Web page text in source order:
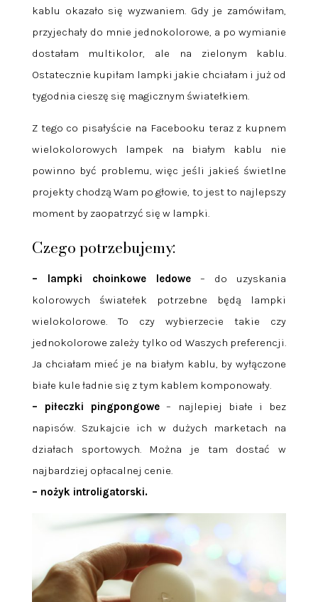
kablu okazało się wyzwaniem. Gdy je zamówiłam,
przyjechały do mnie jednokolorowe, a po wymianie
dostałam multikolor, ale na zielonym kablu.
Ostatecznie kupiłam lampki jakie chciałam i już od
tygodnia cieszę się magicznym światełkiem.
Z tego co pisałyście na Facebooku teraz z kupnem
wielokolorowych lampek na białym kablu nie
powinno być problemu, więc jeśli jakieś świetlne
projekty chodzą Wam po głowie, to jest to najlepszy
moment by zaopatrzyć się w lampki.
Czego potrzebujemy:
– lampki choinkowe ledowe – do uzyskania
kolorowych światełek potrzebne będą lampki
wielokolorowe. To czy wybierzecie takie czy
jednokolorowe zależy tylko od Waszych preferencji.
Ja chciałam mieć je na białym kablu, by wyłączone
białe kule ładnie się z tym kablem komponowały.
– piłeczki pingpongowe – najlepiej białe i bez
napisów. Szukajcie ich w dużych marketach na
działach sportowych. Można je tam dostać w
najbardziej opłacalnej cenie.
– nożyk introligatorski.